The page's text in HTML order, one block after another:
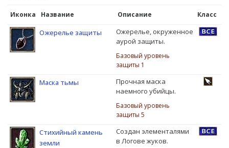
Иконка Название Описание Класс
Ожерелье защиты
Ожерелье, окруженное
аурой защиты.
Базовый уровень
защиты 1
Маска тьмы
Прочная маска
наемного убийцы.
Базовый уровень
защиты 5
Стихийный камень
земли
Создан элементалями
в Логове жуков.